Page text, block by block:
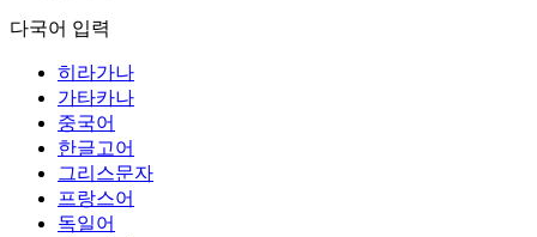
다국어 입력
히라가나
가타카나
중국어
한글고어
그리스문자
프랑스어
독일어